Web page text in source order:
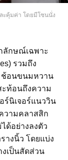
ะคุ้มค่า โดยมีโซนนั่ง
ลักษณ์เฉพาะ
รวมถึง
ช้อนขนมหวาน
ะท้อนถึงความ
นิเจอร์แนววิน
วามคลาสสิก
ด้อย่างลงตัว
งนิ้ว โดยแบ่ง
เป็นสัดส่วน